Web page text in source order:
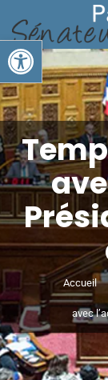
Ouvrir la barre d’outils
Accueil
avec